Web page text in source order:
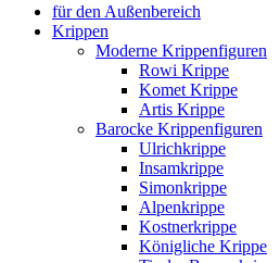
für den Außenbereich
Krippen
Moderne Krippenfiguren
Rowi Krippe
Komet Krippe
Artis Krippe
Barocke Krippenfiguren
Ulrichkrippe
Insamkrippe
Simonkrippe
Alpenkrippe
Kostnerkrippe
Königliche Krippe